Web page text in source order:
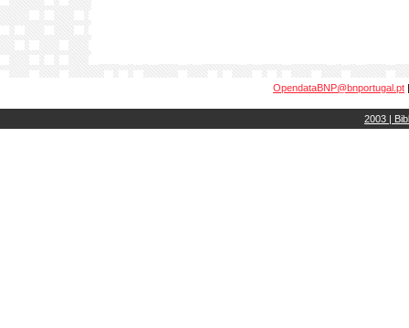
OpendataBNP@bnportugal.pt
2003 |